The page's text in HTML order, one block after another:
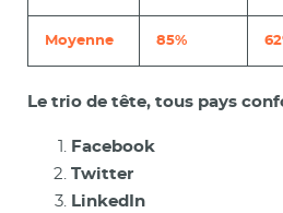
Moyenne 85%
Le trio de tête, tous pays
Facebook
Twitter
LinkedIn